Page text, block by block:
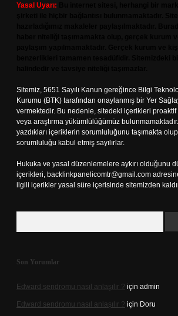
Yasal Uyarı:
Sitemiz, 5651 Sayılı Kanun gereğince Bilgi
Kurumu (BTK) tarafından onaylanmış bir Yer
vermektedir. Bu nedenle, sitedeki içerikleri
veya araştırma yükümlülüğümüz
yazdıkları içeriklerin sorumluluğunu taşımakta
sorumluluğu kabul etmiş sayılırlar.
Hukuka ve yasal düzenlemelere aykırı olduğunu
içerikleri, backlinkpanelicomtr@gmail.com
ilgili içerikler yasal süre içerisinde sitemizden
Son Yorumlar
Edward sendromu nasıl anlaşılır ? için admin
Edward sendromu nasıl anlaşılır ? için Doru